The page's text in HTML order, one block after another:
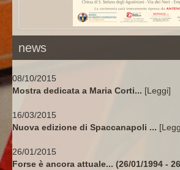
news
08/10/2015
Mostra dedicata a Maria Corti... [Leggi]
16/03/2015
Nuova edizione di Spaccanapoli ...
26/01/2015
Forse è ancora attuale... (26/01/1994 -